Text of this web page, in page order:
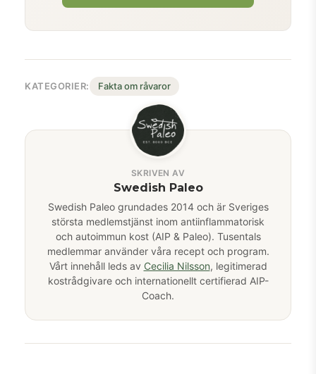
KATEGORIER: Fakta om råvaror
SKRIVEN AV
Swedish Paleo
Swedish Paleo grundades 2014 och är Sveriges
största medlemstjänst inom antiinflammatorisk
och autoimmun kost (AIP & Paleo). Tusentals
medlemmar använder våra recept och program.
Vårt innehåll leds av Cecilia Nilsson, legitimerad
kostrådgivare och internationellt certifierad AIP-
Coach.